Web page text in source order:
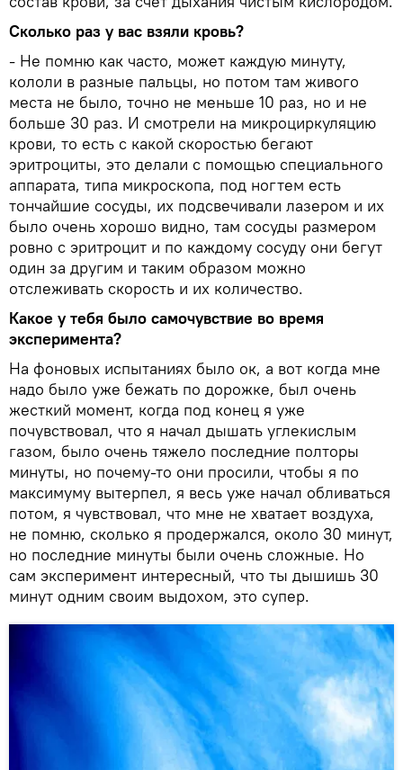
Сколько раз у вас взяли кровь?
- Не помню как часто, может каждую минуту,
кололи в разные пальцы, но потом там живого
места не было, точно не меньше 10 раз, но и не
больше 30 раз. И смотрели на микроциркуляцию
крови, то есть с какой скоростью бегают
эритроциты, это делали с помощью специального
аппарата, типа микроскопа, под ногтем есть
тончайшие сосуды, их подсвечивали лазером и их
было очень хорошо видно, там сосуды размером
ровно с эритроцит и по каждому сосуду они бегут
один за другим и таким образом можно
отслеживать скорость и их количество.
Какое у тебя было самочувствие во время
эксперимента?
На фоновых испытаниях было ок, а вот когда мне
надо было уже бежать по дорожке, был очень
жесткий момент, когда под конец я уже
почувствовал, что я начал дышать углекислым
газом, было очень тяжело последние полторы
минуты, но почему-то они просили, чтобы я по
максимуму вытерпел, я весь уже начал обливаться
потом, я чувствовал, что мне не хватает воздуха,
не помню, сколько я продержался, около 30 минут,
но последние минуты были очень сложные. Но
сам эксперимент интересный, что ты дышишь 30
минут одним своим выдохом, это супер.